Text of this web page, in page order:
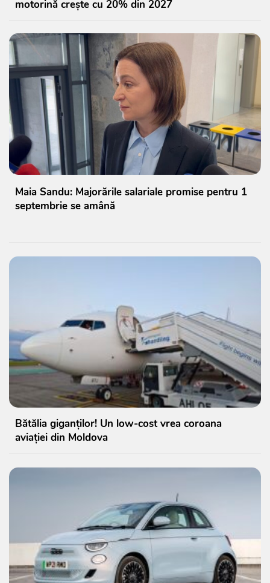
motorină crește cu 20% din 2027
Maia Sandu: Majorările salariale promise pentru 1
septembrie se amână
Bătălia giganților! Un low-cost vrea coroana
aviației din Moldova